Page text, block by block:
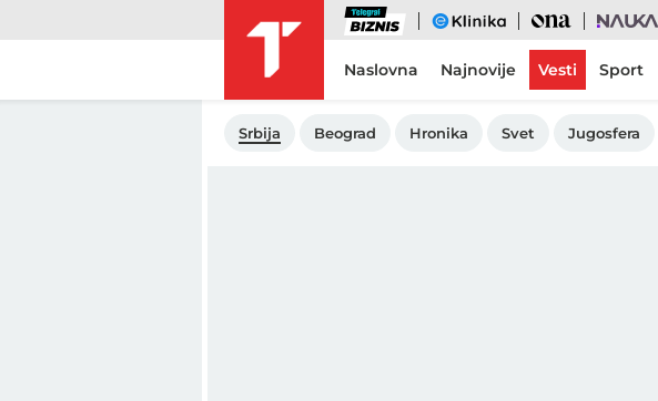
Biznis eKlinika Ona Nauka
Naslovna Najnovije Vesti Sport
Srbija Beograd Hronika Svet Jugosfera